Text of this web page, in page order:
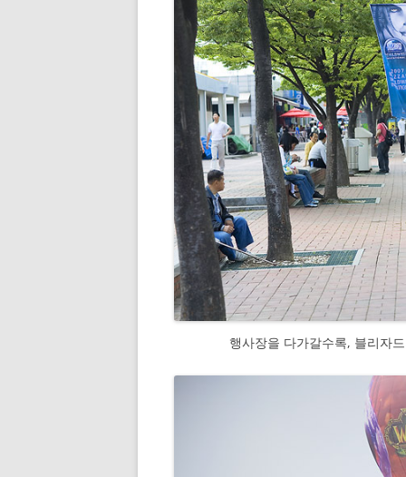
행사장을 다가갈수록, 블리자